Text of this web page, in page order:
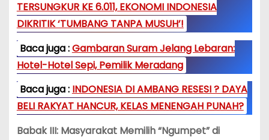
TERSUNGKUR KE 6.011, EKONOMI INDONESIA
DIKRITIK ‘TUMBANG TANPA MUSUH’!
Baca juga :Gambaran Suram Jelang Lebaran:
Hotel-Hotel Sepi, Pemilik Meradang
Baca juga : INDONESIA DI AMBANG RESESI ? DAYA
BELI RAKYAT HANCUR, KELAS MENENGAH PUNAH?
Babak III: Masyarakat Memilih “Ngumpet” di